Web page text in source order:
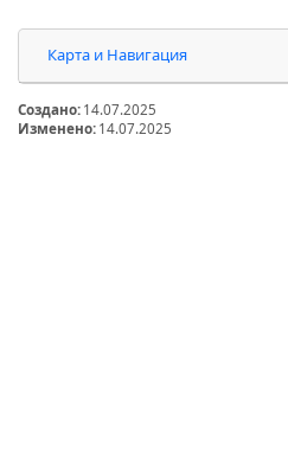
Карта и Навигация
Создано:14.07.2025
Изменено:14.07.2025